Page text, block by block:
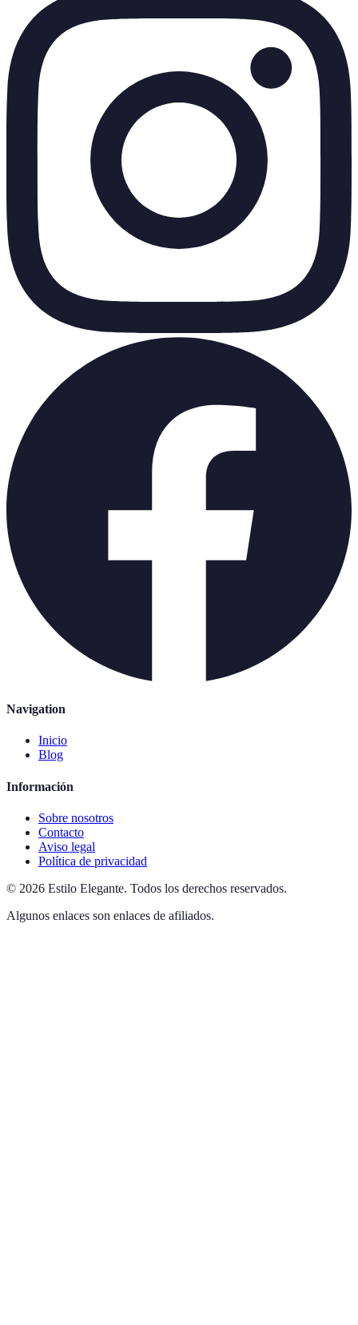
Navigation
Inicio
Blog
Información
Sobre nosotros
Contacto
Aviso legal
Política de privacidad
© 2026 Estilo Elegante. Todos los derechos reservados.
Algunos enlaces son enlaces de afiliados.